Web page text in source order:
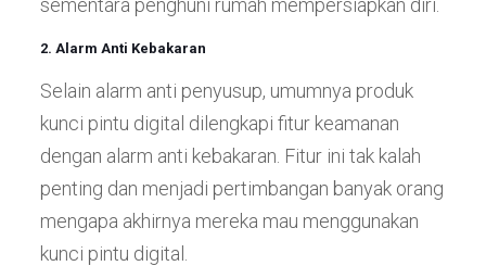
sementara penghuni rumah mempersiapkan diri.
2. Alarm Anti Kebakaran
Selain alarm anti penyusup, umumnya produk
kunci pintu digital dilengkapi fitur keamanan
dengan alarm anti kebakaran. Fitur ini tak kalah
penting dan menjadi pertimbangan banyak orang
mengapa akhirnya mereka mau menggunakan
kunci pintu digital.